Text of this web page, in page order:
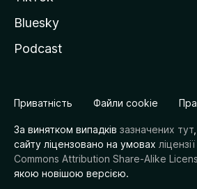
Bluesky
Podcast
Приватність Файли cookie
За винятком випадків зазначених тут
сайту ліцензовано на умовах
Commons Attribution Share-Alike
якою новішою версією.